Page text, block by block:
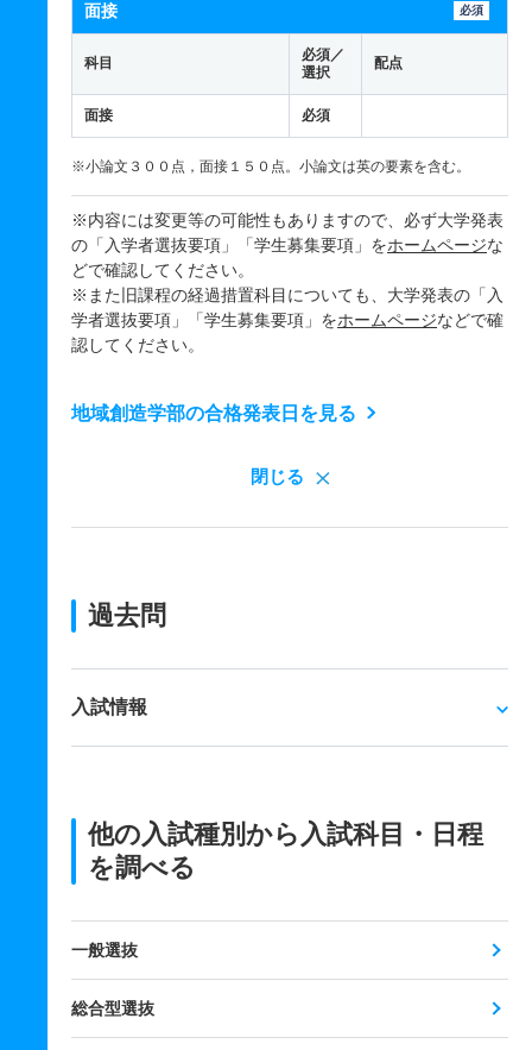
面接 必須
科目
必須／
選択
配点
面接 必須
※小論文３００点，面接１５０点。小論文は英の要素を含む。
※内容には変更等の可能性もありますので、必ず大学発表
の「入学者選抜要項」「学生募集要項」をホームページな
どで確認してください。
※また旧課程の経過措置科目についても、大学発表の「入
学者選抜要項」「学生募集要項」をホームページなどで確
認してください。
地域創造学部の合格発表日を見る
閉じる
過去問
入試情報
他の入試種別から入試科目・日程
を調べる
一般選抜
総合型選抜